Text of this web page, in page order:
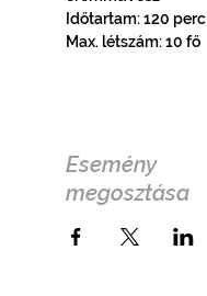
Időtartam: 120 perc
Max. létszám: 10 fő
Esemény
megosztása